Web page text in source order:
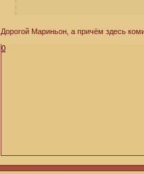
Дорогой Мариньон, а причём здесь
0